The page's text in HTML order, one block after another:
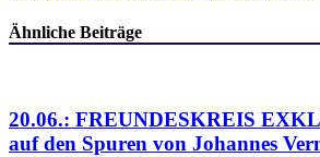
Ähnliche Beiträge
20.06.: FREUNDESKREIS
auf den Spuren von Johannes